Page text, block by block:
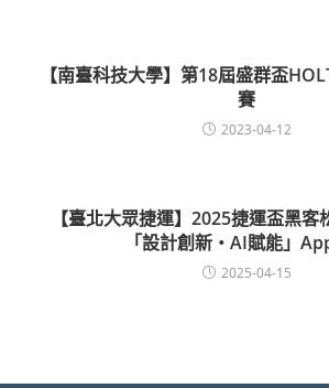
【南臺科技大學】第18屆盛群盃
賽
2023-04-12
【臺北大眾捷運】2025捷運盃黑
「設計創新・AI賦能」
2025-04-15